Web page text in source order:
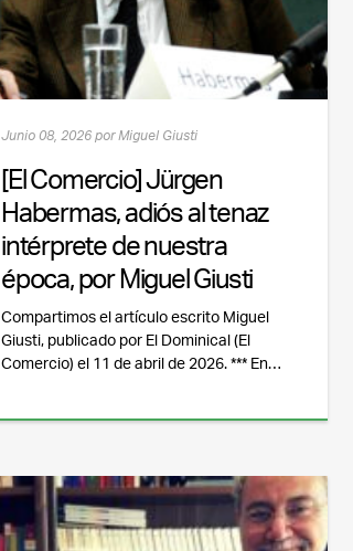
Junio 08, 2026 por Miguel Giusti
[El Comercio] Jürgen
Habermas, adiós al tenaz
intérprete de nuestra
época, por Miguel Giusti
Compartimos el artículo escrito Miguel
Giusti, publicado por El Dominical (El
Comercio) el 11 de abril de 2026. *** En…